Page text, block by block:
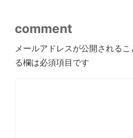
comment
メールアドレスが公開されるこ
る欄は必須項目です